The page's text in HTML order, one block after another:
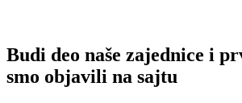
Budi deo naše zajednice i
smo objavili na sajtu